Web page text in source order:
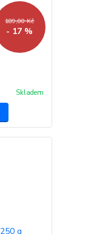
189,00 Kč
- 17 %
Skladem